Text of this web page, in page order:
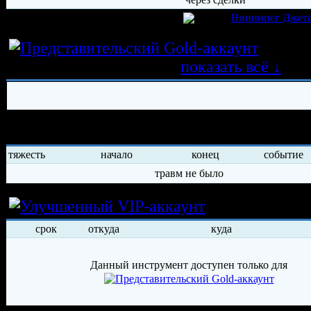
Виннипег
показать всё ↓
тяжесть начало конец
событие
травм не было
Условия
срок откуда куда
Данный инструмент доступен только для